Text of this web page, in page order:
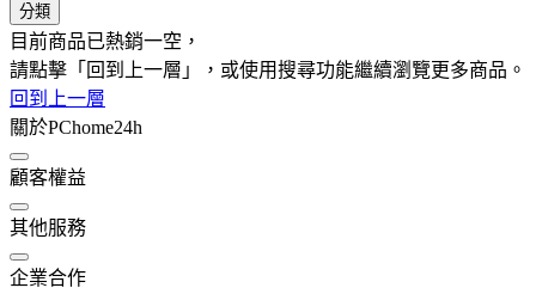
分類
目前商品已熱銷一空，
請點擊「回到上一層」，或使用搜尋功能繼續瀏覽更多商品。
回到上一層
關於PChome24h
顧客權益
其他服務
企業合作